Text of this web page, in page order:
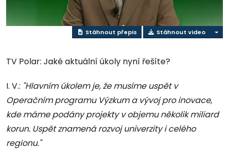
Stáhnout přepis Stáhnout video
TV Polar: Jaké aktuální úkoly nyní řešíte?
I. V.: "Hlavním úkolem je, že musíme uspět v
Operačním programu Výzkum a vývoj pro inovace,
kde máme podány projekty v objemu několik miliard
korun. Uspět znamená rozvoj univerzity i celého
regionu."